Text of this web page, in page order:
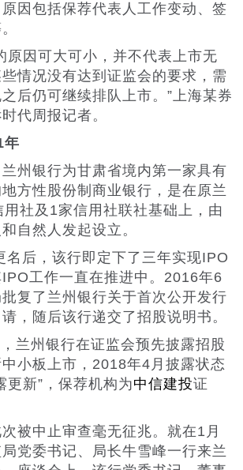
因包括保荐代表人工作变动、签
因可大可小，并不代表上市无
情况没有达到证监会的要求，需
后仍可继续排队上市。”上海某券
代周报记者。
年
银行为甘肃省境内第一家具有
方性股份制商业银行，是在原兰
社及1家信用社联社基础上，由
自然人发起设立。
后，该行即定下了三年实现IPO
工作一直在推进中。2016年6
复了兰州银行关于首次公开发行
，随后该行递交了招股说明书。
州银行在证监会预先披露招股
小板上市，2018年4月披露状态
更新”，保荐机构为中信建投证
中止审查毫无征兆。就在1月
党委书记、局长牛雪峰一行来兰